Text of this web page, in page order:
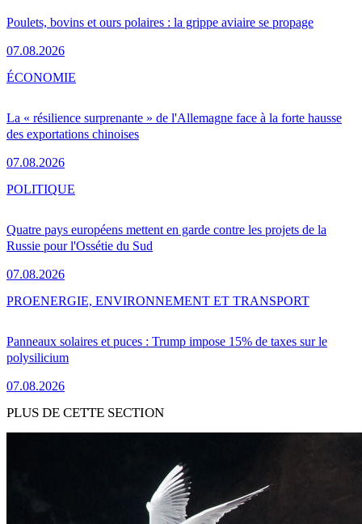
Poulets, bovins et ours polaires : la grippe aviaire se propage
07.08.2026
La « résilience surprenante » de l'Allemagne face à la forte hausse
des exportations chinoises
07.08.2026
ÉCONOMIE
Quatre pays européens mettent en garde contre les projets de la
Russie pour l'Ossétie du Sud
07.08.2026
POLITIQUE
Panneaux solaires et puces : Trump impose 15% de taxes sur le
polysilicium
07.08.2026
PROENERGIE, ENVIRONNEMENT ET TRANSPORT
PLUS DE CETTE SECTION